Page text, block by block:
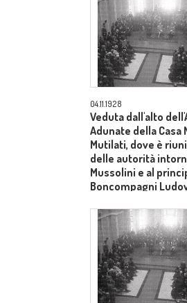
04.11.1928
Veduta dall'alto
Adunate della Casa
Mutilati, dove è
delle autorità
Mussolini e al
Boncompagni